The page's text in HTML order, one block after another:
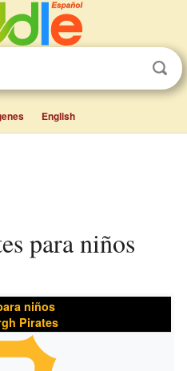
English
para niños
niños
Pirates